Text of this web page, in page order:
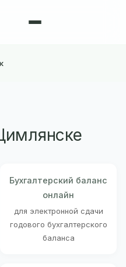
Бухгалтерский баланс
онлайн
для электронной сдачи
годового бухгалтерского
баланса